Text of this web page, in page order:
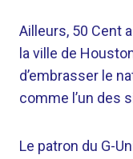
Ailleurs, 50 Cent
la ville de
d’embrasser le
comme l’un des
Le patron du G-